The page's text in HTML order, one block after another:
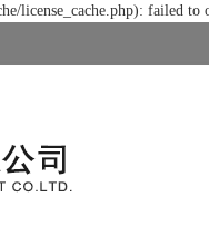
license_cache.php): failed